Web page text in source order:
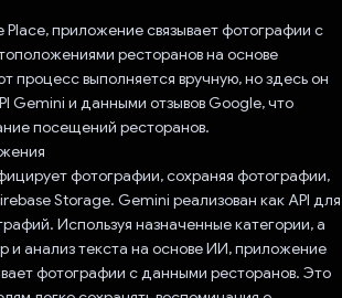
Place, приложение связывает фотографии с
ресторанов на основе
процесс выполняется вручную, но здесь он
Gemini и данными отзывов Google, что
посещений ресторанов.
фотографии, сохраняя фотографии,
Storage. Gemini реализован как API для
Используя назначенные категории, а
и анализ текста на основе ИИ, приложение
фотографии с данными ресторанов. Это